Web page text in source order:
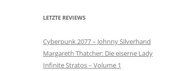
LETZTE REVIEWS
Cyberpunk 2077 – Johnny Silverhand
Margareth Thatcher: Die eiserne Lady
Infinite Stratos – Volume 1